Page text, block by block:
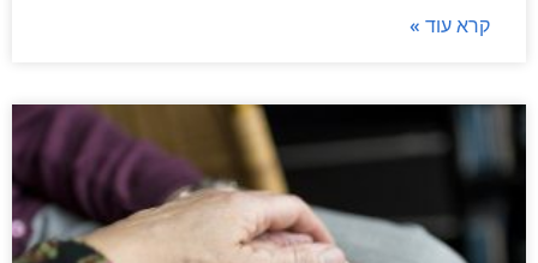
קרא עוד »